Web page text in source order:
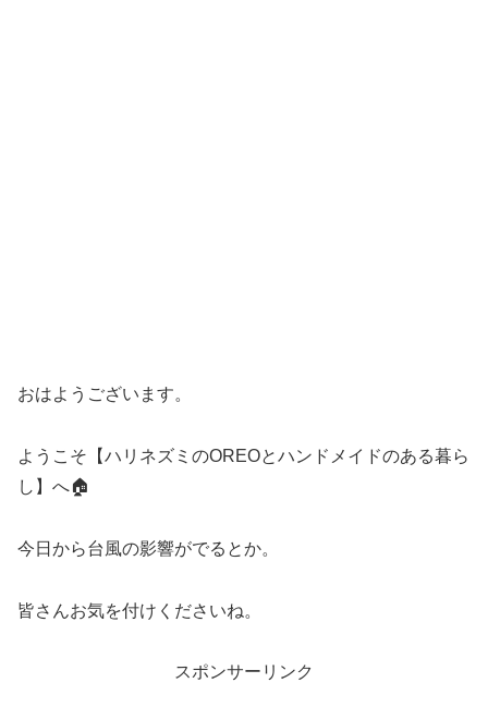
おはようございます。
ようこそ【ハリネズミのOREOとハンドメイドのある暮ら
し】へ🏠
今日から台風の影響がでるとか。
皆さんお気を付けくださいね。
スポンサーリンク